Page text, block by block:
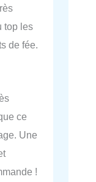
top les
de fée.
ce
Une
!